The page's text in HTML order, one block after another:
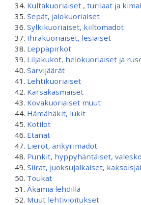
Kultakuoriaiset , turilaat ja
Sepät, jalokuoriaiset
Sylkikuoriaiset, kiiltomadot
Ihrakuoriaiset, lesiäiset
Leppäpirkot
Liljakukot, helokuoriaiset ja
Sarvijäärät
Lehtikuoriaiset
Kärsäkäsmäiset
Kovakuoriaiset muut
Hämähäkit, lukit
Kotilot
Etanat
Lierot, änkyrimadot
Punkit, hyppyhäntäiset,
Siirat, juoksujalkaiset,
Toukat
Äkämiä lehdillä
Muut lehtivioitukset